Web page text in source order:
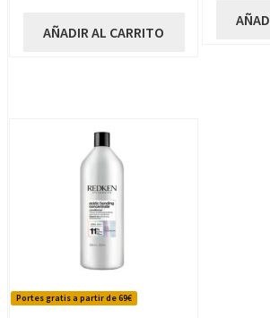
AÑADIR AL CARRITO
Portes gratis a partir de 69€